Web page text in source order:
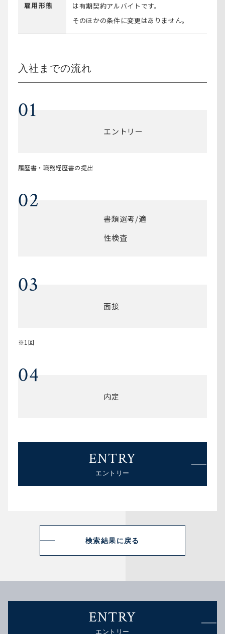
雇用形態
は有期契約アルバイトです。
そのほかの条件に変更はありません。
⼊社までの流れ
01
エントリー
履歴書・職務経歴書の提出
02
書類選考/適
性検査
03
面接
※1回
04
内定
ENTRY
エントリー
検索結果に戻る
ENTRY
エントリー